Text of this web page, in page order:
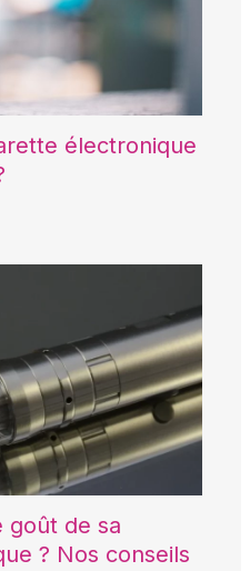
électronique
goût de sa
? Nos conseils